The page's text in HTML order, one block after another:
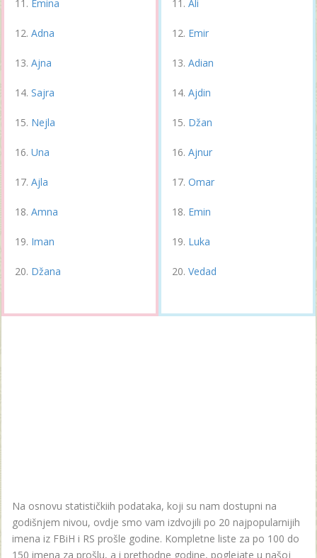
Emina
Adna
Ajna
Sajra
Nejla
Una
Ajla
Amna
Iman
Džana
Ali
Emir
Adian
Ajdin
Džan
Ajnur
Omar
Emin
Luka
Vedad
Na osnovu statističkiih podataka, koji su nam dostupni na
godišnjem nivou, ovdje smo vam izdvojili po 20 najpopularnijih
imena iz FBiH i RS prošle godine. Kompletne liste za po 100 do
150 imena za prošlu, a i prethodne godine, poglejate u našoj